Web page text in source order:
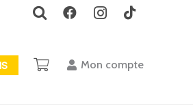
Mon compte